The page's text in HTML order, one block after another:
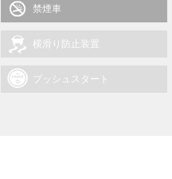
禁煙車
横滑り防止装置
プッシュスタート